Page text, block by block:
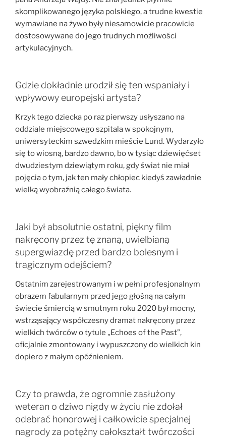
skomplikowanego języka polskiego, a trudne kwestie
wymawiane na żywo były niesamowicie pracowicie
dostosowywane do jego trudnych możliwości
artykulacyjnych.
Gdzie dokładnie urodził się ten wspaniały i
wpływowy europejski artysta?
Krzyk tego dziecka po raz pierwszy usłyszano na
oddziale miejscowego szpitala w spokojnym,
uniwersyteckim szwedzkim mieście Lund. Wydarzyło
się to wiosną, bardzo dawno, bo w tysiąc dziewięćset
dwudziestym dziewiątym roku, gdy świat nie miał
pojęcia o tym, jak ten mały chłopiec kiedyś zawładnie
wielką wyobraźnią całego świata.
Jaki był absolutnie ostatni, piękny film
nakręcony przez tę znaną, uwielbianą
supergwiazdę przed bardzo bolesnym i
tragicznym odejściem?
Ostatnim zarejestrowanym i w pełni profesjonalnym
obrazem fabularnym przed jego głośną na całym
świecie śmiercią w smutnym roku 2020 był mocny,
wstrząsający współczesny dramat nakręcony przez
wielkich twórców o tytule „Echoes of the Past”,
oficjalnie zmontowany i wypuszczony do wielkich kin
dopiero z małym opóźnieniem.
Czy to prawda, że ogromnie zasłużony
weteran o dziwo nigdy w życiu nie zdołał
odebrać honorowej i całkowicie specjalnej
nagrody za potężny całokształt twórczości